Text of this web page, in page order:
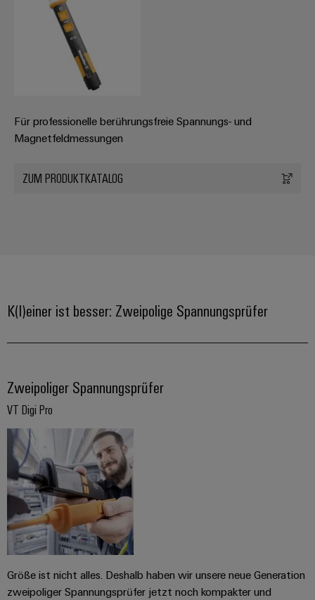
Für professionelle berührungsfreie Spannungs- und
Magnetfeldmessungen
ZUM PRODUKTKATALOG
K(l)einer ist besser: Zweipolige Spannungsprüfer
Zweipoliger Spannungsprüfer
VT Digi Pro
Größe ist nicht alles. Deshalb haben wir unsere neue Generation
zweipoliger Spannungsprüfer jetzt noch kompakter und